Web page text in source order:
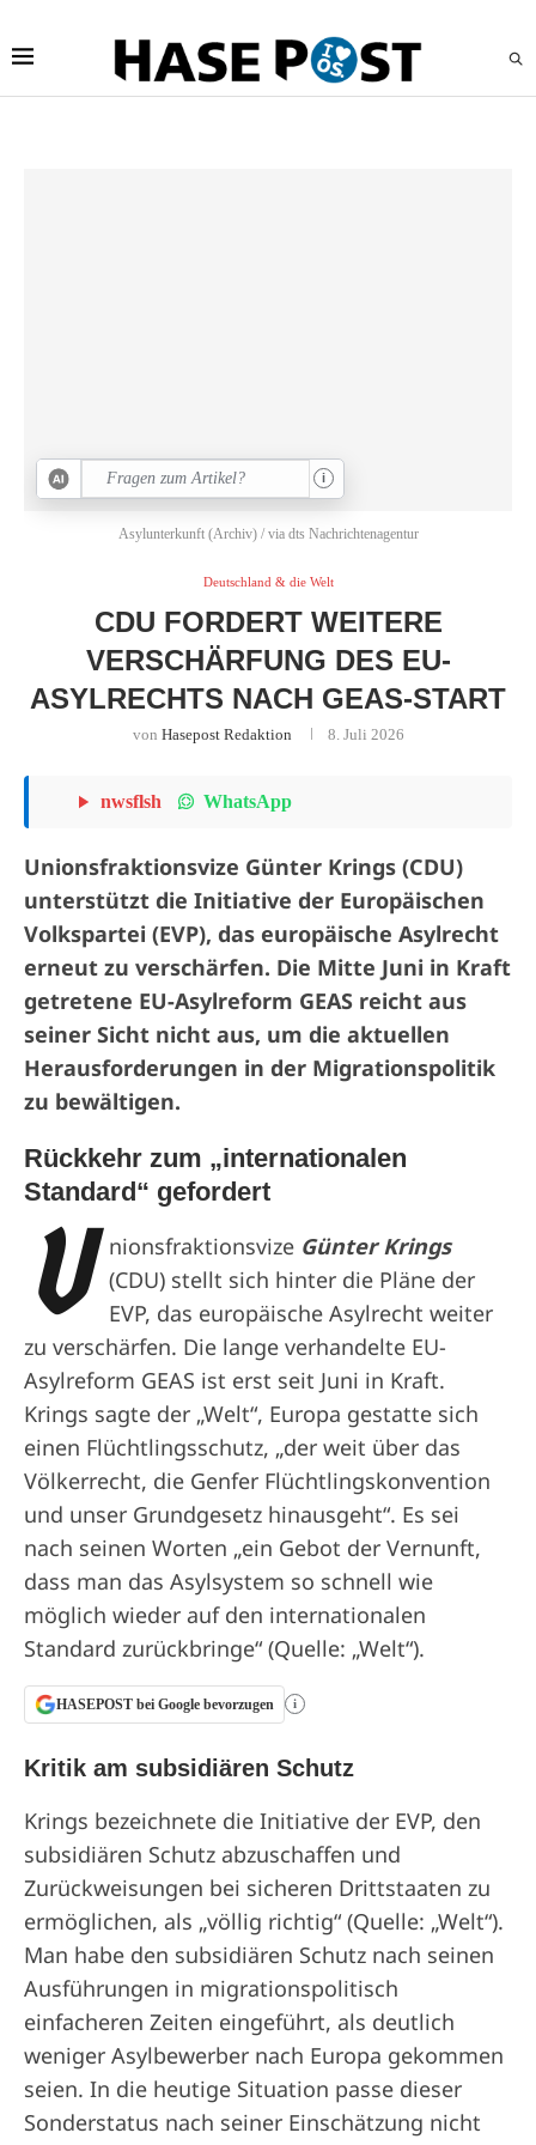
Asylunterkunft (Archiv) / via dts Nachrichtenagentur
i
Deutschland & die Welt
CDU FORDERT WEITERE
VERSCHÄRFUNG DES EU-
ASYLRECHTS NACH GEAS-START
von Hasepost Redaktion 8. Juli 2026
nwsflsh WhatsApp
Unionsfraktionsvize Günter Krings (CDU)
unterstützt die Initiative der Europäischen
Volkspartei (EVP), das europäische Asylrecht
erneut zu verschärfen. Die Mitte Juni in Kraft
getretene EU-Asylreform GEAS reicht aus
seiner Sicht nicht aus, um die aktuellen
Herausforderungen in der Migrationspolitik
zu bewältigen.
Rückkehr zum „internationalen
Standard“ gefordert
U nionsfraktionsvize Günter Krings
(CDU) stellt sich hinter die Pläne der
EVP, das europäische Asylrecht weiter
zu verschärfen. Die lange verhandelte EU-
Asylreform GEAS ist erst seit Juni in Kraft.
Krings sagte der „Welt“, Europa gestatte sich
einen Flüchtlingsschutz, „der weit über das
Völkerrecht, die Genfer Flüchtlingskonvention
und unser Grundgesetz hinausgeht“. Es sei
nach seinen Worten „ein Gebot der Vernunft,
dass man das Asylsystem so schnell wie
möglich wieder auf den internationalen
Standard zurückbringe“ (Quelle: „Welt“).
HASEPOST bei Google bevorzugen i
Kritik am subsidiären Schutz
Krings bezeichnete die Initiative der EVP, den
subsidiären Schutz abzuschaffen und
Zurückweisungen bei sicheren Drittstaaten zu
ermöglichen, als „völlig richtig“ (Quelle: „Welt“).
Man habe den subsidiären Schutz nach seinen
Ausführungen in migrationspolitisch
einfacheren Zeiten eingeführt, als deutlich
weniger Asylbewerber nach Europa gekommen
seien. In die heutige Situation passe dieser
Sonderstatus nach seiner Einschätzung nicht